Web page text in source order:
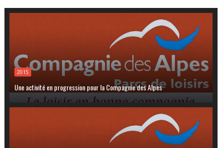
2015
Une activité en progression pour la Compagnie des Alpes